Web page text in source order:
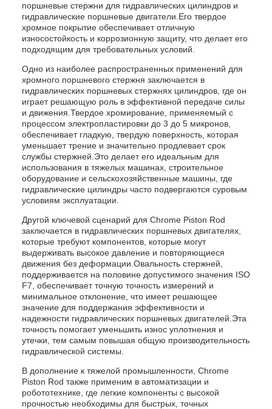
поршневые стержни для гидравлических цилиндров и
гидравлические поршневые двигатели.Его твердое
хромное покрытие обеспечивает отличную
износостойкость и коррозионную защиту, что делает его
подходящим для требовательных условий.
Одно из наиболее распространенных применений для
хромного поршневого стержня заключается в
гидравлических поршневых стержнях цилиндров, где он
играет решающую роль в эффективной передаче силы
и движения.Твердое хромирование, применяемый с
процессом электропластировки до 3 до 5 микронов,
обеспечивает гладкую, твердую поверхность, которая
уменьшает трение и значительно продлевает срок
службы стержней.Это делает его идеальным для
использования в тяжелых машинах, строительное
оборудование и сельскохозяйственные машины, где
гидравлические цилиндры часто подвергаются суровым
условиям эксплуатации.
Другой ключевой сценарий для Chrome Piston Rod
заключается в гидравлических поршневых двигателях,
которые требуют компонентов, которые могут
выдерживать высокое давление и повторяющиеся
движения без деформации.Овальность стержней,
поддерживается на половине допустимого значения ISO
F7, обеспечивает точную точность измерений и
минимальное отклонение, что имеет решающее
значение для поддержания эффективности и
надежности гидравлических поршневых двигателей.Эта
точность помогает уменьшить износ уплотнения и
утечки, тем самым повышая общую производительность
гидравлической системы.
В дополнение к тяжелой промышленности, Chrome
Piston Rod также применим в автоматизации и
робототехнике, где легкие компоненты с высокой
прочностью необходимы для быстрых, точных